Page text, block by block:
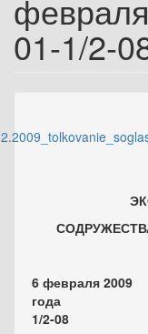
01-1/2-
6 февраля 2009
1/2-08